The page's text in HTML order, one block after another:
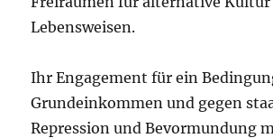
Lebensweisen.
Ihr Engagement für ein
Grundeinkommen und gegen
Repression und Bevormundung